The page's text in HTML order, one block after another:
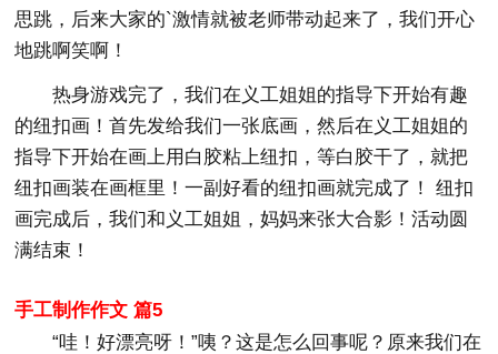
思跳，后来大家的`激情就被老师带动起来了，我们开心
地跳啊笑啊！
热身游戏完了，我们在义工姐姐的指导下开始有趣
的纽扣画！首先发给我们一张底画，然后在义工姐姐的
指导下开始在画上用白胶粘上纽扣，等白胶干了，就把
纽扣画装在画框里！一副好看的纽扣画就完成了！ 纽扣
画完成后，我们和义工姐姐，妈妈来张大合影！活动圆
满结束！
手工制作作文 篇5
“哇！好漂亮呀！”咦？这是怎么回事呢？原来我们在